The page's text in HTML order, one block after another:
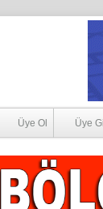
Üye Ol Üye